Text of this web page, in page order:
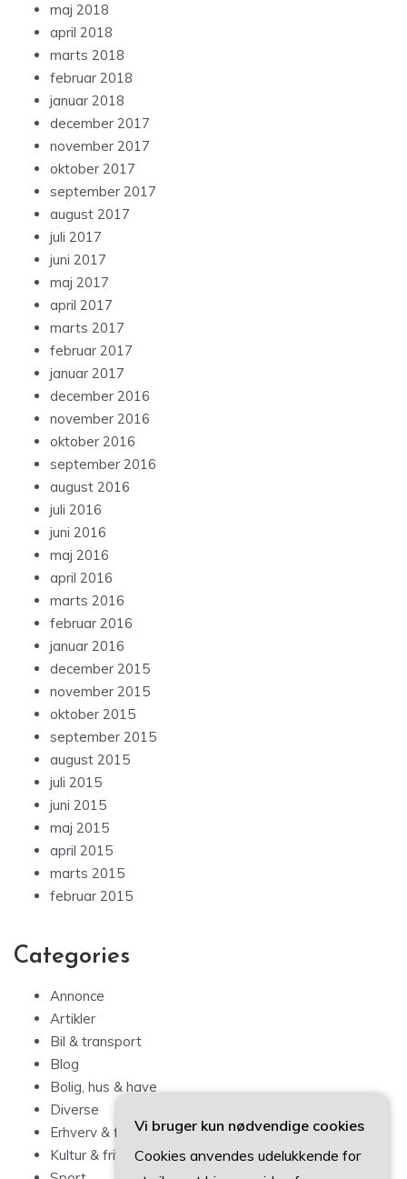
maj 2018
april 2018
marts 2018
februar 2018
januar 2018
december 2017
november 2017
oktober 2017
september 2017
august 2017
juli 2017
juni 2017
maj 2017
april 2017
marts 2017
februar 2017
januar 2017
december 2016
november 2016
oktober 2016
september 2016
august 2016
juli 2016
juni 2016
maj 2016
april 2016
marts 2016
februar 2016
januar 2016
december 2015
november 2015
oktober 2015
september 2015
august 2015
juli 2015
juni 2015
maj 2015
april 2015
marts 2015
februar 2015
Categories
Annonce
Artikler
Bil & transport
Blog
Bolig, hus & have
Diverse
Erhverv & forbrug
Kultur & fritid
Vi bruger kun nødvendige cookies
Cookies anvendes udelukkende for